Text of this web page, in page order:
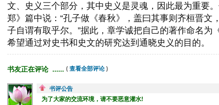
文、史义三个部分，其中史义是灵魂，因此最为重要
郑》篇中说：“孔子做《春秋》，盖曰其事则齐桓晋文
子自谓有取乎尔。”据此，章学诚把自己的著作命名为
希望通过对史书和史文的研究达到通晓史义的目的。
书友正在评论 ...... ( 查看全部评论)
书评公告
为了大家的交流环境，请不要恶意灌水!